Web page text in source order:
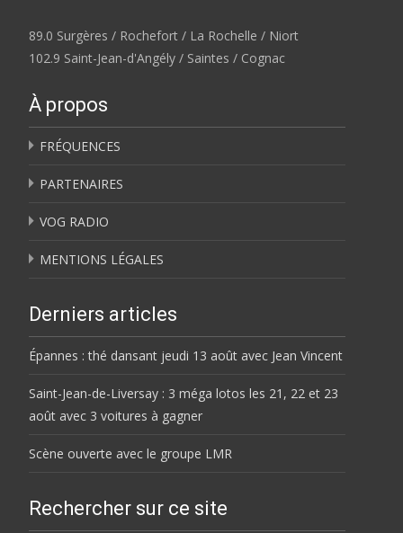
89.0 Surgères / Rochefort / La Rochelle / Niort
102.9 Saint-Jean-d'Angély / Saintes / Cognac
À propos
FRÉQUENCES
PARTENAIRES
VOG RADIO
MENTIONS LÉGALES
Derniers articles
Épannes : thé dansant jeudi 13 août avec Jean Vincent
Saint-Jean-de-Liversay : 3 méga lotos les 21, 22 et 23
août avec 3 voitures à gagner
Scène ouverte avec le groupe LMR
Rechercher sur ce site